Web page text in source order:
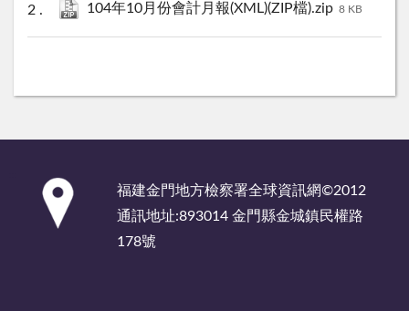
104年10月份會計月報(XML)(ZIP檔).zip 8 KB
福建金門地方檢察署全球資訊網©2012
通訊地址:893014 金門縣金城鎮民權路
178號